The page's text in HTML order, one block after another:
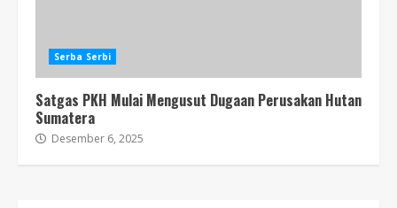
Serba Serbi
Satgas PKH Mulai Mengusut Dugaan Perusakan Hutan
Sumatera
Desember 6, 2025